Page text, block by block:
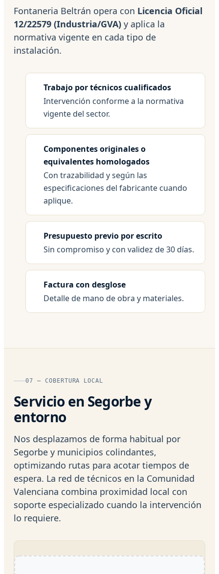
Fontaneria Beltrán opera con Licencia Oficial
12/22579 (Industria/GVA) y aplica la
normativa vigente en cada tipo de
instalación.
Trabajo por técnicos cualificados
Intervención conforme a la normativa
vigente del sector.
Componentes originales o
equivalentes homologados
Con trazabilidad y según las
especificaciones del fabricante cuando
aplique.
Presupuesto previo por escrito
Sin compromiso y con validez de 30 días.
Factura con desglose
Detalle de mano de obra y materiales.
07 — COBERTURA LOCAL
Servicio en Segorbe y
entorno
Nos desplazamos de forma habitual por
Segorbe y municipios colindantes,
optimizando rutas para acotar tiempos de
espera. La red de técnicos en la Comunidad
Valenciana combina proximidad local con
soporte especializado cuando la intervención
lo requiere.